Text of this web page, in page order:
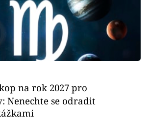
na rok 2027 pro
Nenechte se odradit